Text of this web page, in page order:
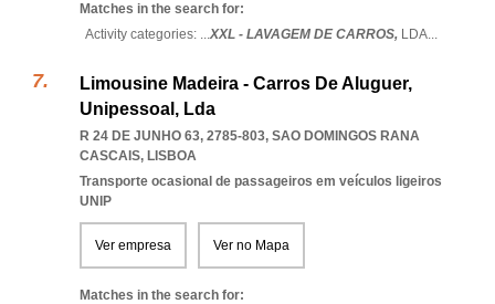
Matches in the search for:
Activity categories: ...XXL - LAVAGEM DE CARROS, LDA...
Limousine Madeira - Carros De Aluguer,
Unipessoal, Lda
R 24 DE JUNHO 63, 2785-803, SAO DOMINGOS RANA
CASCAIS, LISBOA
Transporte ocasional de passageiros em veículos ligeiros
UNIP
Ver empresa Ver no Mapa
Matches in the search for: